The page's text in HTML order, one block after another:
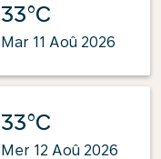
33°C
Mar 11 Aoû 2026
33°C
Mer 12 Aoû 2026